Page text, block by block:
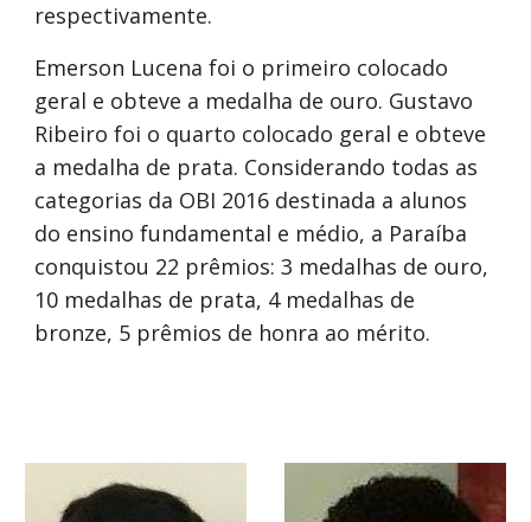
respectivamente.
Emerson Lucena foi o primeiro colocado
geral e obteve a medalha de ouro. Gustavo
Ribeiro foi o quarto colocado geral e obteve
a medalha de prata. Considerando todas as
categorias da OBI 2016 destinada a alunos
do ensino fundamental e médio, a Paraíba
conquistou 22 prêmios: 3 medalhas de ouro,
10 medalhas de prata, 4 medalhas de
bronze, 5 prêmios de honra ao mérito.